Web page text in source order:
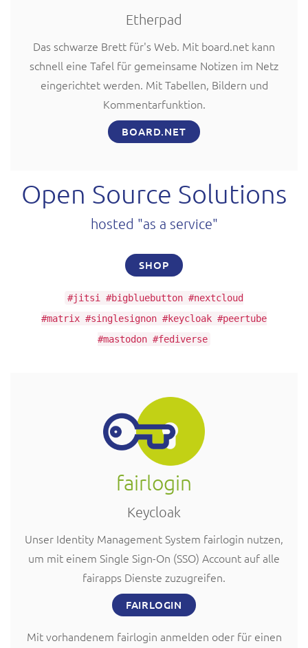
Etherpad
Das schwarze Brett für's Web. Mit board.net kann
schnell eine Tafel für gemeinsame Notizen im Netz
eingerichtet werden. Mit Tabellen, Bildern und
Kommentarfunktion.
BOARD.NET
Open Source Solutions
hosted "as a service"
SHOP
#jitsi #bigbluebutton #nextcloud
#matrix #singlesignon #keycloak #peertube
#mastodon #fediverse
fairlogin
Keycloak
Unser Identity Management System fairlogin nutzen,
um mit einem Single Sign-On (SSO) Account auf alle
fairapps Dienste zuzugreifen.
FAIRLOGIN
Mit vorhandenem fairlogin anmelden oder für einen